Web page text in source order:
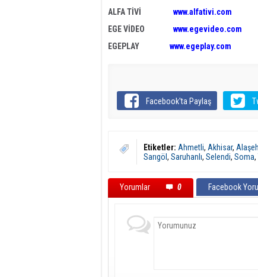
ALFA TİVİ www.alfativi.com
EGE VİDEO www.egevideo.com
EGEPLAY www.egeplay.com
Facebook'ta Paylaş
Etiketler: Ahmetli, Akhisar,
Sarıgöl , Saruhanlı, Selendi, Soma,
Yorumlar 0 Facebook